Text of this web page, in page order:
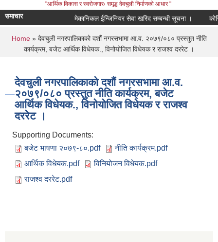
"आर्थिक विकास र स्वरोजगारः समृद्ध देवचुली निर्माणको आधार "
समाचार मेकानिकल ईन्जिनियर सेवा खरिद सम्बन्धी सूचना ।
You are here
Home» देवचुली नगरपालिकाको दशौं नगरसभामा आ.व. २०७९/०८० प्रस्तुत नीति
कार्यक्रम, बजेट आर्थिक विधेयक., विनोयोजित विधेयक र राजश्व दररेट ।
देवचुली नगरपालिकाको दशौं नगरसभामा आ.व.
२०७९/०८० प्रस्तुत नीति कार्यक्रम, बजेट
आर्थिक विधेयक., विनोयोजित विधेयक र राजश्व
दररेट ।
Supporting Documents:
बजेट भाषणा २०७९-८०.pdf
नीति कार्यक्रम.pdf
आर्थिक विधेयक.pdf
विनियोजन विधेयक.pdf
राजश्व दररेट.pdf